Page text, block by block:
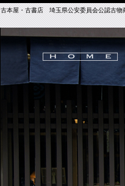
古本屋・古書店 埼玉県公安委員会公認古物